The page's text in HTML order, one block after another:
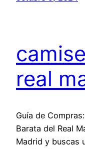
real
Guía de
Barata del Real
Madrid y buscas